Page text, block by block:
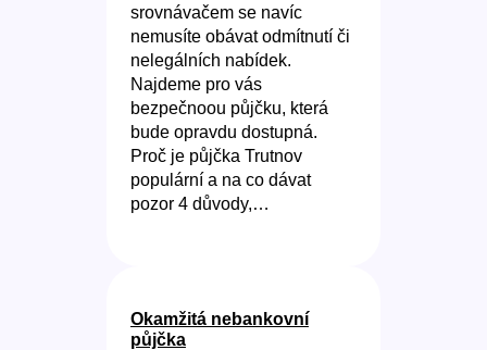
srovnávačem se navíc
nemusíte obávat odmítnutí či
nelegálních nabídek.
Najdeme pro vás
bezpečnoou půjčku, která
bude opravdu dostupná.
Proč je půjčka Trutnov
populární a na co dávat
pozor 4 důvody,…
Okamžitá nebankovní
půjčka